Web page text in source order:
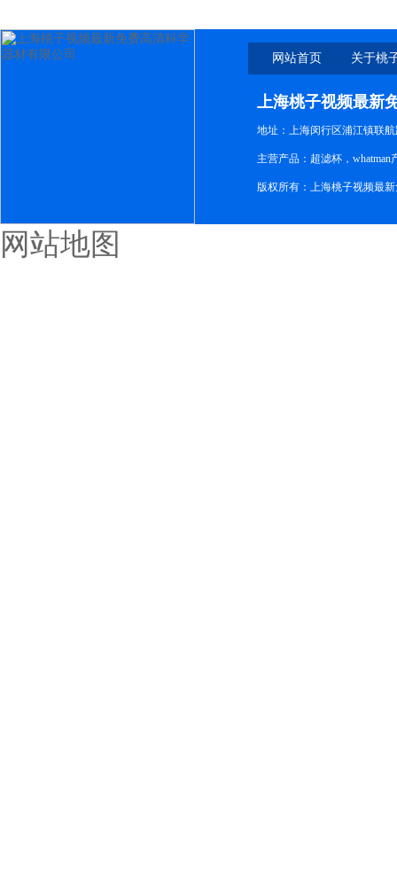
网站首页 关于桃
新免
上海桃子视频最新
地址：上海闵行区浦江镇联航
主营产品：超滤杯，
版权所有：上海桃子视频最
网站地图